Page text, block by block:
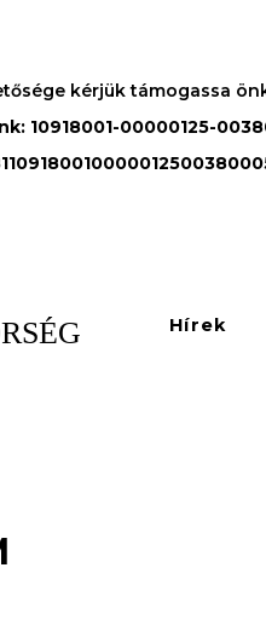
kérjük támogassa
10918001-00000125-
Hírek